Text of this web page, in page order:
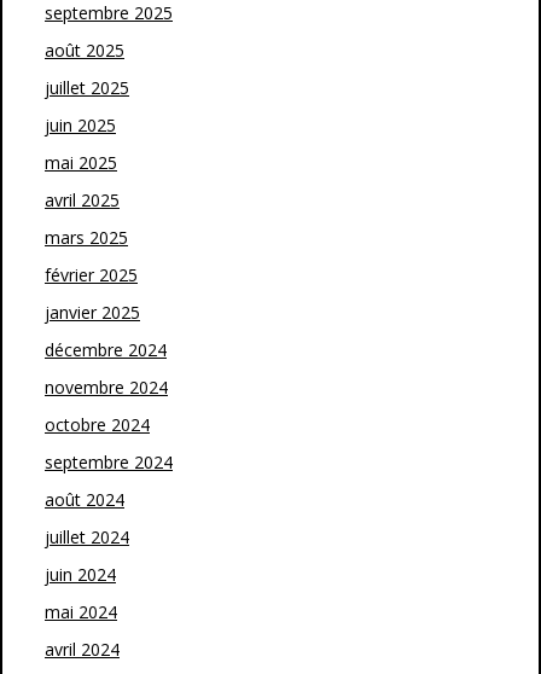
septembre 2025
août 2025
juillet 2025
juin 2025
mai 2025
avril 2025
mars 2025
février 2025
janvier 2025
décembre 2024
novembre 2024
octobre 2024
septembre 2024
août 2024
juillet 2024
juin 2024
mai 2024
avril 2024